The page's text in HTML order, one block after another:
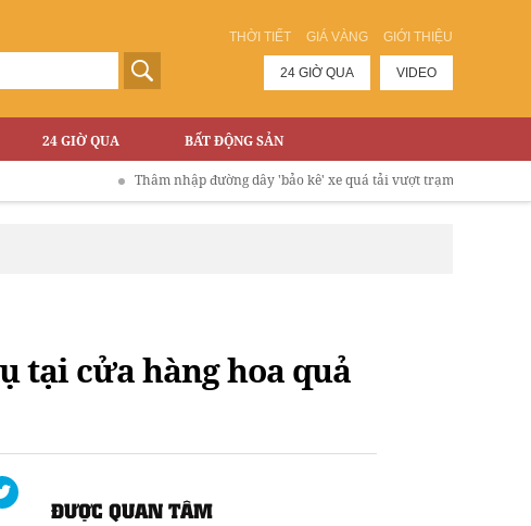
THỜI TIẾT GIÁ VÀNG GIỚI THIỆU
24 GIỜ QUA VIDEO
24 GIỜ QUA BẤT ĐỘNG SẢN
Thâm nhập đường dây 'bảo kê' xe quá tải vượt trạm phí Cao tốc Hà Nội
tại cửa hàng hoa quả
ĐƯỢC QUAN TÂM